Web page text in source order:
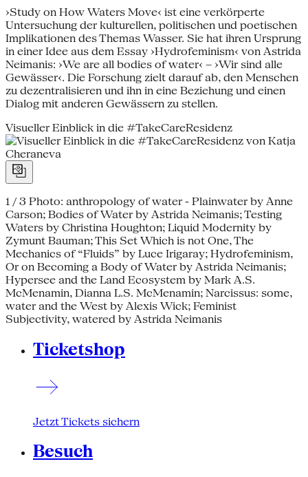
›Study on How Waters Move‹ ist eine verkörperte
Untersuchung der kulturellen, politischen und poetischen
Implikationen des Themas Wasser. Sie hat ihren Ursprung
in einer Idee aus dem Essay ›Hydrofeminism‹ von Astrida
Neimanis: ›We are all bodies of water‹ – ›Wir sind alle
Gewässer‹. Die Forschung zielt darauf ab, den Menschen
zu dezentralisieren und ihn in eine Beziehung und einen
Dialog mit anderen Gewässern zu stellen.
Visueller Einblick in die #TakeCareResidenz
1 / 3 Photo: anthropology of water - Plainwater by Anne
Carson; Bodies of Water by Astrida Neimanis; Testing
Waters by Christina Houghton; Liquid Modernity by
Zymunt Bauman; This Set Which is not One, The
Mechanics of “Fluids” by Luce Irigaray; Hydrofeminism,
Or on Becoming a Body of Water by Astrida Neimanis;
Hypersee and the Land Ecosystem by Mark A.S.
McMenamin, Dianna L.S. McMenamin; Narcissus: some,
water and the West by Alexis Wick; Feminist
Subjectivity, watered by Astrida Neimanis
Ticketshop
Jetzt Tickets sichern
Besuch